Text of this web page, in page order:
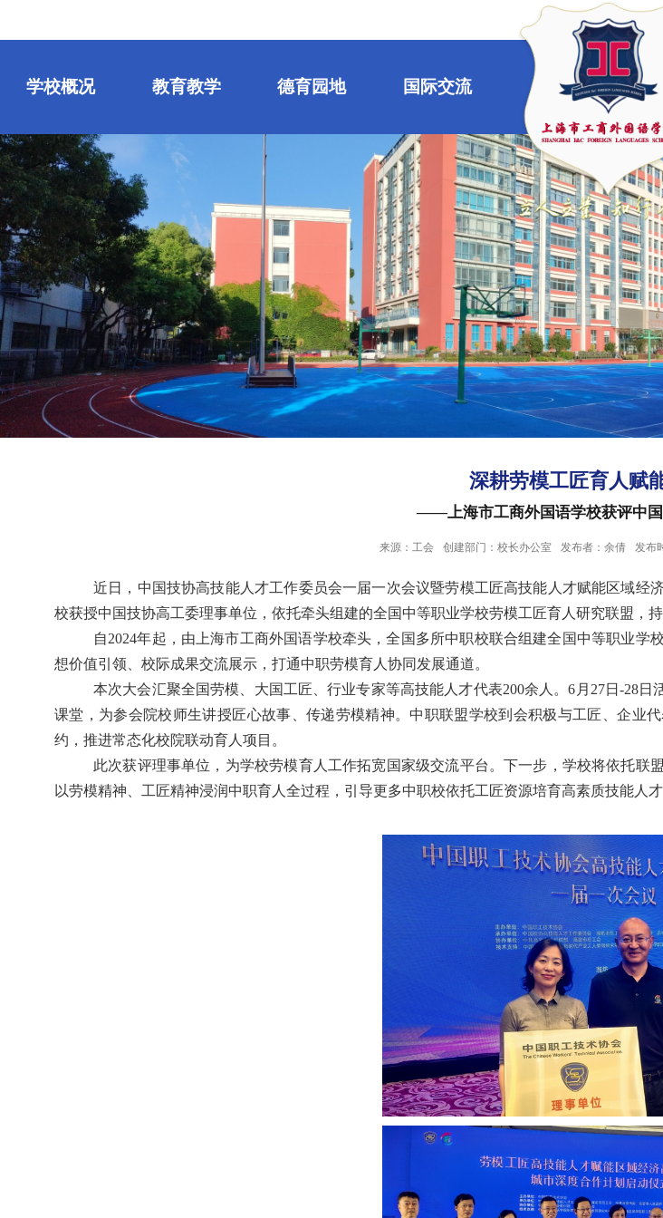
学校概况 教育教学 德育园地 国际交流
深耕劳模工匠育人赋
——上海市工商外国语学校获评中
来源：工会 创建部门：校长办公室 发布者：余倩 发布
近日，中国技协高技能人才工作委员会一届一次会议暨劳模工匠高技能人才赋能区域
校获授中国技协高工委理事单位，依托牵头组建的全国中等职业学校劳模工匠育人研究联盟，
自2024年起，由上海市工商外国语学校牵头，全国多所中职校联合组建全国中等职业
想价值引领、校际成果交流展示，打通中职劳模育人协同发展通道。
本次大会汇聚全国劳模、大国工匠、行业专家等高技能人才代表200余人。6 月 27日 -28日
课堂，为参会院校师生讲授匠心故事、传递劳模精神。中职联盟学校到会积极与工匠、企业
约，推进常态化校院联动育人项目。
此次获评理事单位，为学校劳模育人工作拓宽国家级交流平台。下一步，学校将依托联
以劳模精神、工匠精神浸润中职育人全过程，引导更多中职校依托工匠资源培育高素质技能人